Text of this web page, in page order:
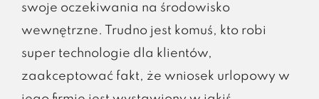
swoje oczekiwania na środowisko
wewnętrzne. Trudno jest komuś, kto robi
super technologie dla klientów,
zaakceptować fakt, że wniosek urlopowy w